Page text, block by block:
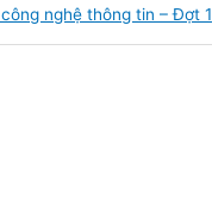
nghệ thông tin – Đợt 1